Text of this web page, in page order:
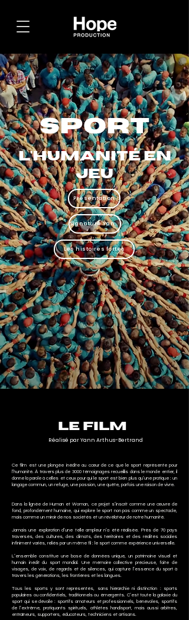
SPORT
L'humanité en
jeu
Présentation
Signature Yann Arthus-Bertrand
Les histoires fortes
LE FILM
Réalisé par Yann Arthus-Bertrand
Ce film est une plongée inédite au cœur de ce que le sport représente pour
l’humanité. À travers plus de 3000 témoignages recueillis dans le monde entier, il
donne la parole à celles et ceux pour qui le sport est bien plus qu’une pratique : un
langage commun, un refuge, une passion, une quête, parfois une raison de vivre.
Dans la lignée de Human et Woman, ce projet s’inscrit comme une œuvre de
fond, profondément humaine, qui explore le sport non pas comme un spectacle,
mais comme un miroir de nos sociétés et un révélateur de notre humanité.
Jamais une exploration d’une telle ampleur n’a été réalisée. Près de 70 pays
traversés, des cultures, des climats, des territoires et des réalités sociales
infiniment variés, reliés par un même fil : le sport comme expérience universelle.
L’ensemble constitue une base de données unique, un patrimoine visuel et
humain inédit du sport mondial. Une mémoire collective précieuse, faite de
visages, de voix, de regards et de silences, qui capture l’essence du sport à
travers les générations, les frontières et les langues.
Tous les sports y sont représentés, sans hiérarchie ni distinction : sports
populaires ou confidentiels, traditionnels ou émergents. C’est toute la galaxie du
sport qui se dévoile : sportifs amateurs et professionnels, bénévoles, sportifs
de l’extrême, pratiquants spirituels, athlètes handisport, mais aussi arbitres,
entraîneurs, supporters, éducateurs, techniciens et artisans.